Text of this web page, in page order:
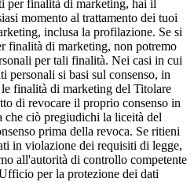
per finalità di marketing, hai il
momento al trattamento dei tuoi
inclusa la profilazione. Se si
finalità di marketing, non potremo
per tali finalità. Nei casi in cui
personali si basi sul consenso, in
finalità di marketing del Titolare
di revocare il proprio consenso in
che ciò pregiudichi la liceità del
prima della revoca. Se ritieni
in violazione dei requisiti di legge,
all'autorità di controllo competente
per la protezione dei dati